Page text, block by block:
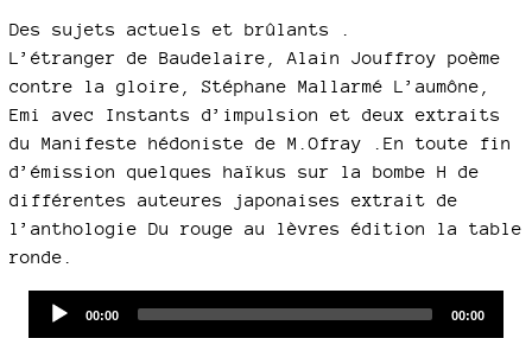
Des sujets actuels et brûlants .
L’étranger de Baudelaire, Alain Jouffroy poème
contre la gloire, Stéphane Mallarmé L’aumône,
Emi avec Instants d’impulsion et deux extraits
du Manifeste hédoniste de M.Ofray .En toute fin
d’émission quelques haïkus sur la bombe H de
différentes auteures japonaises extrait de
l’anthologie Du rouge au lèvres édition la table
ronde.
Current
00:00
Total
00:00